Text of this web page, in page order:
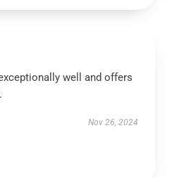
well and offers
Nov 26, 2024